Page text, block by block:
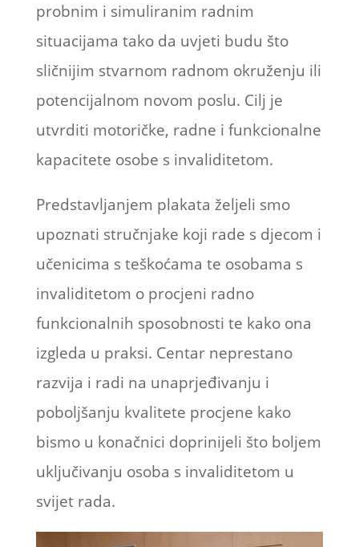
probnim i simuliranim radnim
situacijama tako da uvjeti budu što
sličnijim stvarnom radnom okruženju ili
potencijalnom novom poslu. Cilj je
utvrditi motoričke, radne i funkcionalne
kapacitete osobe s invaliditetom.
Predstavljanjem plakata željeli smo
upoznati stručnjake koji rade s djecom i
učenicima s teškoćama te osobama s
invaliditetom o procjeni radno
funkcionalnih sposobnosti te kako ona
izgleda u praksi. Centar neprestano
razvija i radi na unaprjeđivanju i
poboljšanju kvalitete procjene kako
bismo u konačnici doprinijeli što boljem
uključivanju osoba s invaliditetom u
svijet rada.